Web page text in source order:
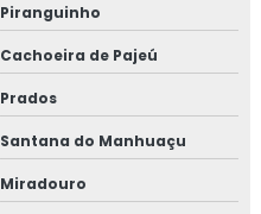
Piranguinho
Cachoeira de Pajeú
Prados
Santana do Manhuaçu
Miradouro